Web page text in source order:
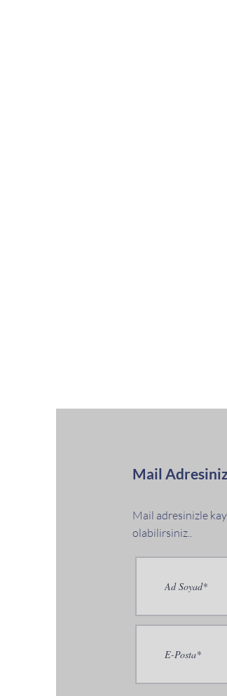
Mail
Mail adresinizle
olabilirsiniz..